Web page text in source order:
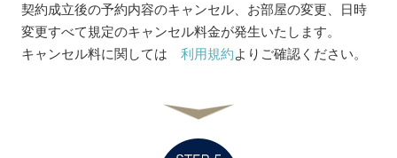
契約成立後の予約内容のキャンセル、お部屋の変更、日時
変更すべて規定のキャンセル料金が発生いたします。
キャンセル料に関しては利用規約よりご確認ください。